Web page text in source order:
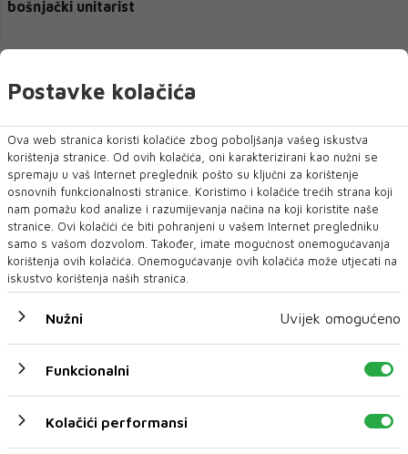
bošnjački unitarist
Šefovi SDA, HDZ-a BiH i SNSD-a u Bruxellesu s
europskim povjerenikom Oliverom Varheljijem
Postavke kolačića
Ova web stranica koristi kolačiće zbog poboljšanja vašeg iskustva
korištenja stranice. Od ovih kolačića, oni karakterizirani kao nužni se
spremaju u vaš Internet preglednik pošto su ključni za korištenje
osnovnih funkcionalnosti stranice. Koristimo i kolačiće trećih strana koji
nam pomažu kod analize i razumijevanja načina na koji koristite naše
stranice. Ovi kolačići će biti pohranjeni u vašem Internet pregledniku
samo s vašom dozvolom. Također, imate mogućnost onemogućavanja
korištenja ovih kolačića. Onemogućavanje ovih kolačića može utjecati na
iskustvo korištenja naših stranica.
Nužni Uvijek omogućeno
Funkcionalni
Kolačići performansi